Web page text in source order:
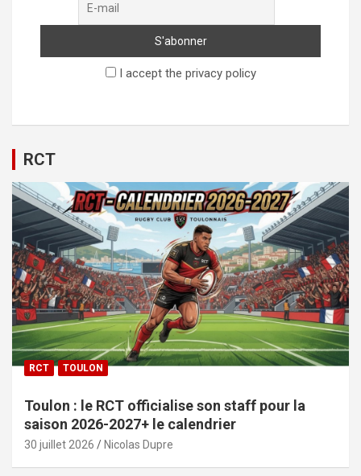
I accept the privacy policy
RCT
RCT TOULON
Toulon : le RCT officialise son staff pour la
saison 2026-2027+ le calendrier
30 juillet 2026 Nicolas Dupre